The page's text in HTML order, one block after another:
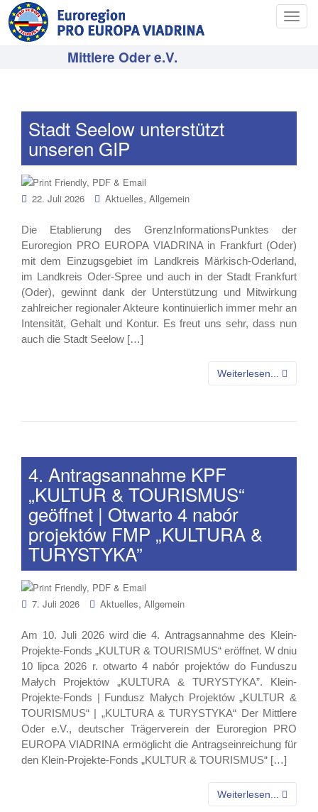
T
i
i
o
n
Mittlere Oder e.V.
Stadt Seelow unterstützt
unseren GIP
22. Juli 2026 Aktuelles, Allgemein
Die Etablierung des GrenzInformationsPunktes der
Euroregion PRO EUROPA VIADRINA in Frankfurt (Oder)
mit dem Einzugsgebiet im Landkreis Märkisch-Oderland,
im Landkreis Oder-Spree und auch in der Stadt Frankfurt
(Oder), gewinnt dank der Unterstützung und Mitwirkung
zahlreicher regionaler Akteure kontinuierlich immer mehr an
Intensität, Gehalt und Kontur. Es freut uns sehr, dass nun
auch die Stadt Seelow […]
Weiterlesen...
4. Antragsannahme KPF
„KULTUR & TOURISMUS“
geöffnet | Otwarto 4 nabór
projektów FMP „KULTURA &
TURYSTYKA”
7. Juli 2026 Aktuelles, Allgemein
Am 10. Juli 2026 wird die 4. Antragsannahme des Klein-
Projekte-Fonds „KULTUR & TOURISMUS“ eröffnet. W dniu
10 lipca 2026 r. otwarto 4 nabór projektów do Funduszu
Małych Projektów „KULTURA & TURYSTYKA”. Klein-
Projekte-Fonds | Fundusz Małych Projektów „KULTUR &
TOURISMUS“ | „KULTURA & TURYSTYKA“ Der Mittlere
Oder e.V., deutscher Trägerverein der Euroregion PRO
EUROPA VIADRINA ermöglicht die Antragseinreichung für
den Klein-Projekte-Fonds „KULTUR & TOURISMUS“ […]
Weiterlesen...